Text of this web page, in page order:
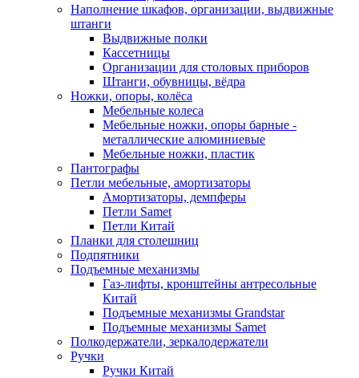
Наполнение шкафов, организации, выдвижные
штанги
Выдвижные полки
Кассетницы
Организации для столовых приборов
Штанги, обувницы, вёдра
Ножки, опоры, колёса
Мебельные колеса
Мебельные ножки, опоры барные -
металлические алюминиевые
Мебельные ножки, пластик
Пантографы
Петли мебельные, амортизаторы
Амортизаторы, демпферы
Петли Samet
Петли Китай
Планки для столешниц
Подпятники
Подъемные механизмы
Газ-лифты, кронштейны антресольные
Китай
Подъемные механизмы Grandstar
Подъемные механизмы Samet
Полкодержатели, зеркалодержатели
Ручки
Ручки Китай